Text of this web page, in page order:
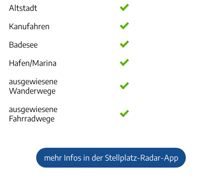
Altstadt
Kanufahren
Badesee
Hafen/Marina
ausgewiesene
Wanderwege
ausgewiesene
Fahrradwege
mehr Infos in der Stellplatz-Radar-App